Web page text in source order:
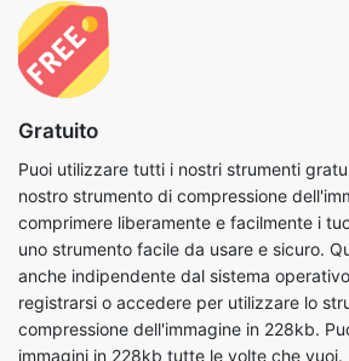
Gratuito
Puoi utilizzare tutti i nostri strumenti
nostro strumento di compressione
comprimere liberamente e facilmente i
anche indipendente dal sistema
registrarsi o accedere per utilizzare lo
compressione dell'immagine in 228kb.
immagini in 228kb tutte le volte che vuoi.